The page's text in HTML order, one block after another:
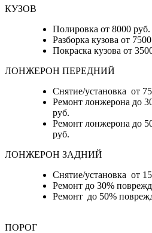
КУЗОВ
Полировка от 8000 руб.
Разборка кузова от
Покраска кузова от
ЛОНЖЕРОН ПЕРЕДНИЙ
Снятие/установка от
Ремонт лонжерона до
руб.
Ремонт лонжерона до
руб.
ЛОНЖЕРОН ЗАДНИЙ
Снятие/установка от
Ремонт до 30%
Ремонт до 50%
ПОРОГ